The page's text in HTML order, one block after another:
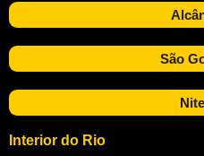
São
Interior do Rio